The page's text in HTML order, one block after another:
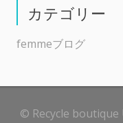
カテゴリー
femmeブログ
© Recycle boutique